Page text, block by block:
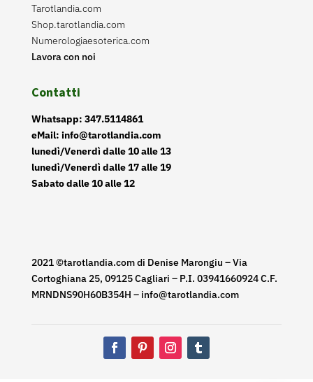
Tarotlandia.com
Shop.tarotlandia.com
Numerologiaesoterica.com
Lavora con noi
Contatti
Whatsapp: 347.5114861
eMail: info@tarotlandia.com
lunedì/Venerdì dalle 10 alle 13
lunedì/Venerdì dalle 17 alle 19
Sabato dalle 10 alle 12
2021 ©tarotlandia.com di Denise Marongiu – Via
Cortoghiana 25, 09125 Cagliari – P.I. 03941660924 C.F.
MRNDNS90H60B354H – info@tarotlandia.com